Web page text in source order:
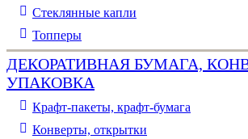
Стеклянные капли
Топперы
ДЕКОРАТИВНАЯ БУМАГА,
УПАКОВКА
Крафт-пакеты, крафт-бумага
Конверты, открытки